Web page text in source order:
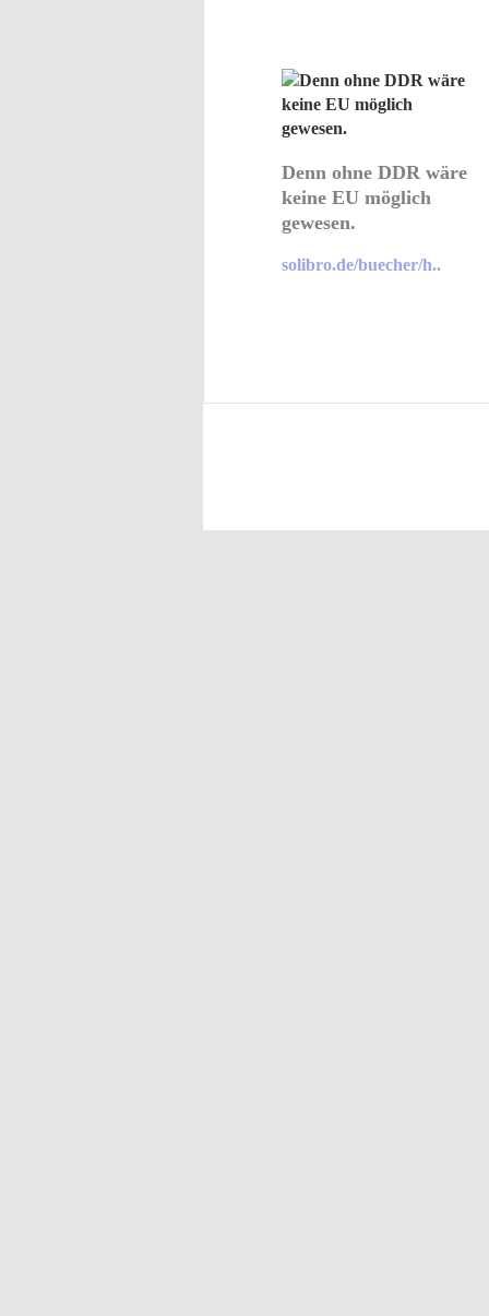
Denn ohne DDR wäre
keine EU möglich
gewesen.
solibro.de/buecher/h..